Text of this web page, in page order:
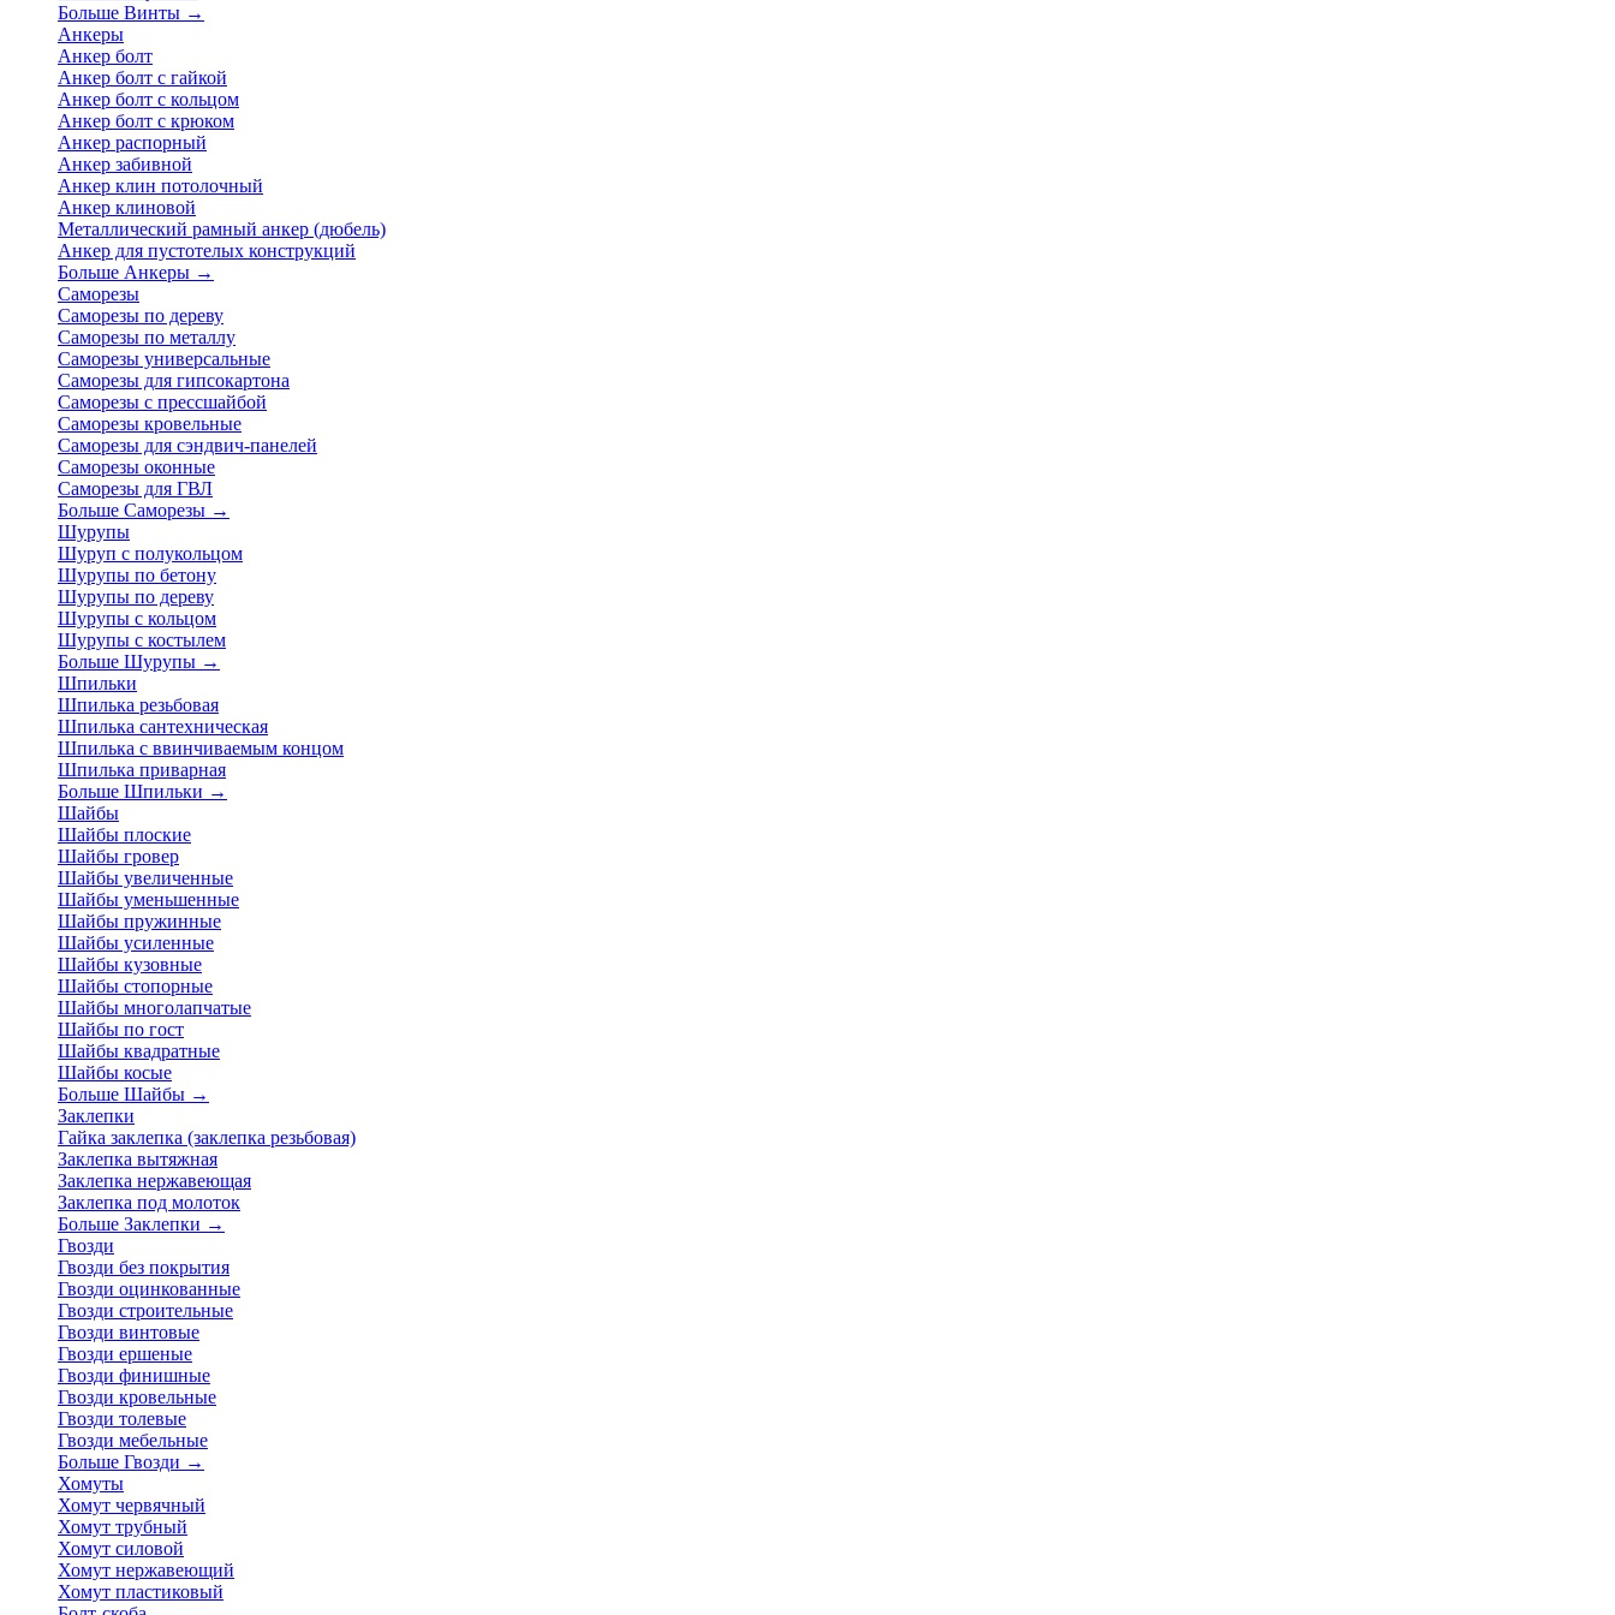
Больше Винты →
Анкеры
Анкер болт
Анкер болт с гайкой
Анкер болт с кольцом
Анкер болт с крюком
Анкер распорный
Анкер забивной
Анкер клин потолочный
Анкер клиновой
Металлический рамный анкер (дюбель)
Анкер для пустотелых конструкций
Больше Анкеры →
Саморезы
Саморезы по дереву
Саморезы по металлу
Саморезы универсальные
Саморезы для гипсокартона
Саморезы с прессшайбой
Саморезы кровельные
Саморезы для сэндвич-панелей
Саморезы оконные
Саморезы для ГВЛ
Больше Саморезы →
Шурупы
Шуруп с полукольцом
Шурупы по бетону
Шурупы по дереву
Шурупы с кольцом
Шурупы с костылем
Больше Шурупы →
Шпильки
Шпилька резьбовая
Шпилька сантехническая
Шпилька с ввинчиваемым концом
Шпилька приварная
Больше Шпильки →
Шайбы
Шайбы плоские
Шайбы гровер
Шайбы увеличенные
Шайбы уменьшенные
Шайбы пружинные
Шайбы усиленные
Шайбы кузовные
Шайбы стопорные
Шайбы многолапчатые
Шайбы по гост
Шайбы квадратные
Шайбы косые
Больше Шайбы →
Заклепки
Гайка заклепка (заклепка резьбовая)
Заклепка вытяжная
Заклепка нержавеющая
Заклепка под молоток
Больше Заклепки →
Гвозди
Гвозди без покрытия
Гвозди оцинкованные
Гвозди строительные
Гвозди винтовые
Гвозди ершеные
Гвозди финишные
Гвозди кровельные
Гвозди толевые
Гвозди мебельные
Больше Гвозди →
Хомуты
Хомут червячный
Хомут трубный
Хомут силовой
Хомут нержавеющий
Хомут пластиковый